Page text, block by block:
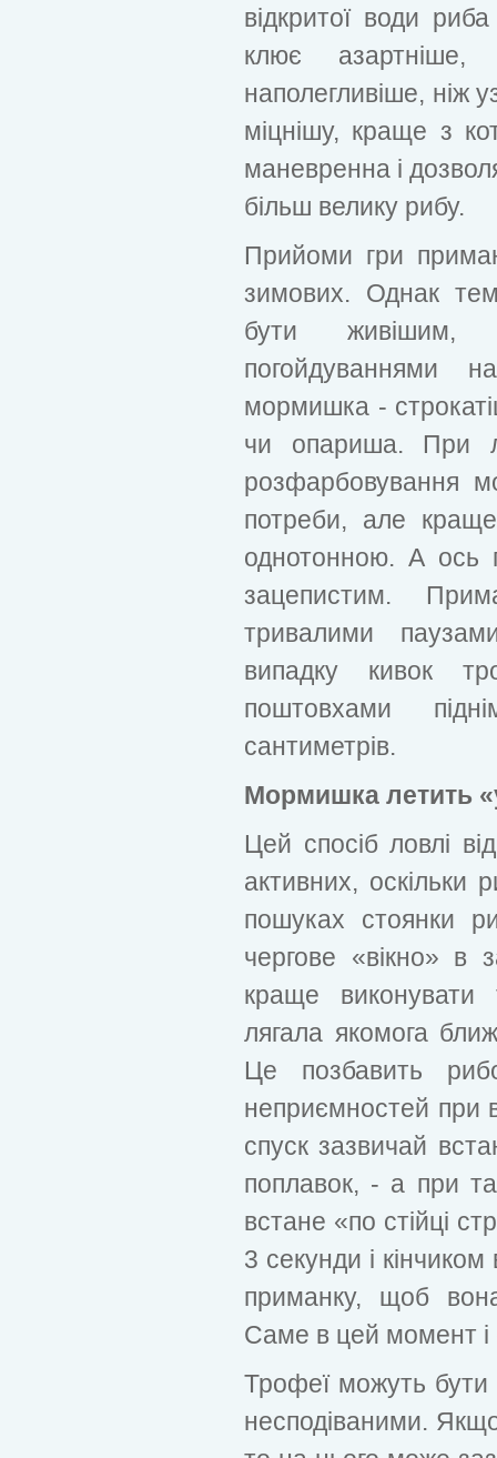
відкритої води
клює
наполегливіше, ніж
міцнішу, краще з
маневренна і
більш велику рибу.
Прийоми гри
зимових. Однак
бути живішим,
погойдуваннями
мормишка -
чи опариша. При
розфарбовування
потреби, але
однотонною. А ось
зацепистим.
тривалими
випадку кивок
поштовхами
сантиметрів.
Мормишка летить
Цей спосіб ловлі
активних, оскільки
пошуках стоянки
чергове «вікно» в
краще
лягала якомога
Це позбавить
неприємностей при
спуск зазвичай
поплавок, - а при
встане «по стійці
3 секунди і
приманку, щоб
Саме в цей момент і
Трофеї можуть бути
несподіваними.